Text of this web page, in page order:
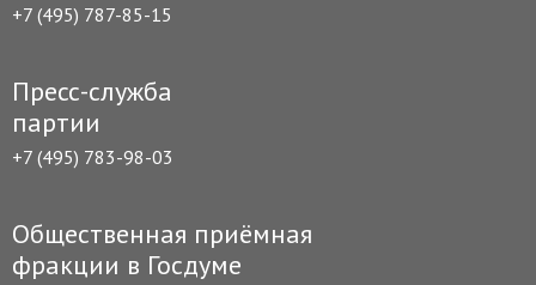
+7 (495) 787-85-15
Пресс-служба
партии
+7 (495) 783-98-03
Общественная приёмная
фракции в Госдуме